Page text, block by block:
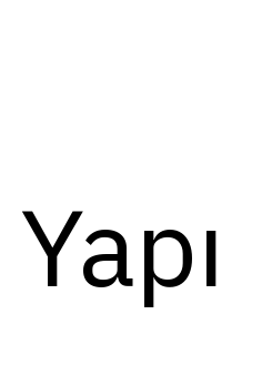
Yapı